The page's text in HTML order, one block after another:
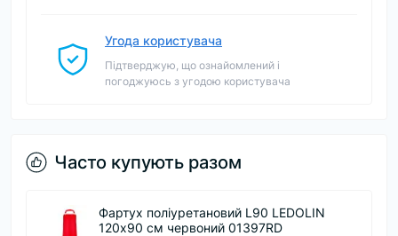
Угода користувача
Підтверджую, що ознайомлений і
погоджуюсь з угодою користувача
Часто купують разом
Фартух поліуретановий L90 LEDOLIN
120х90 см червоний 01397RD